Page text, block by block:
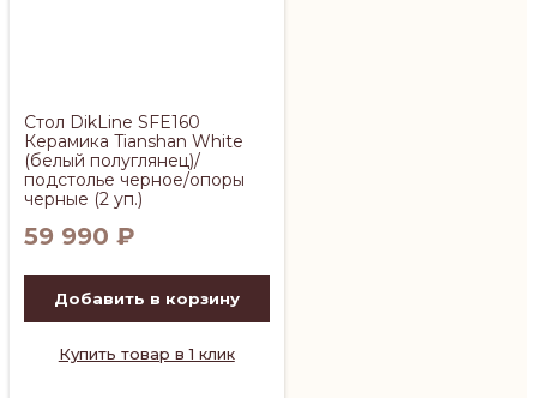
Стол DikLine SFE160
Керамика Tianshan White
(белый полуглянец)/
подстолье черное/опоры
черные (2 уп.)
59 990 ₽
Добавить в корзину
Купить товар в 1 клик